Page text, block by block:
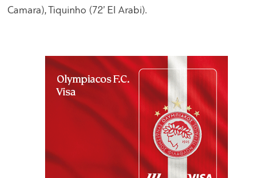
Camara), Tiquinho (72’ El Arabi).